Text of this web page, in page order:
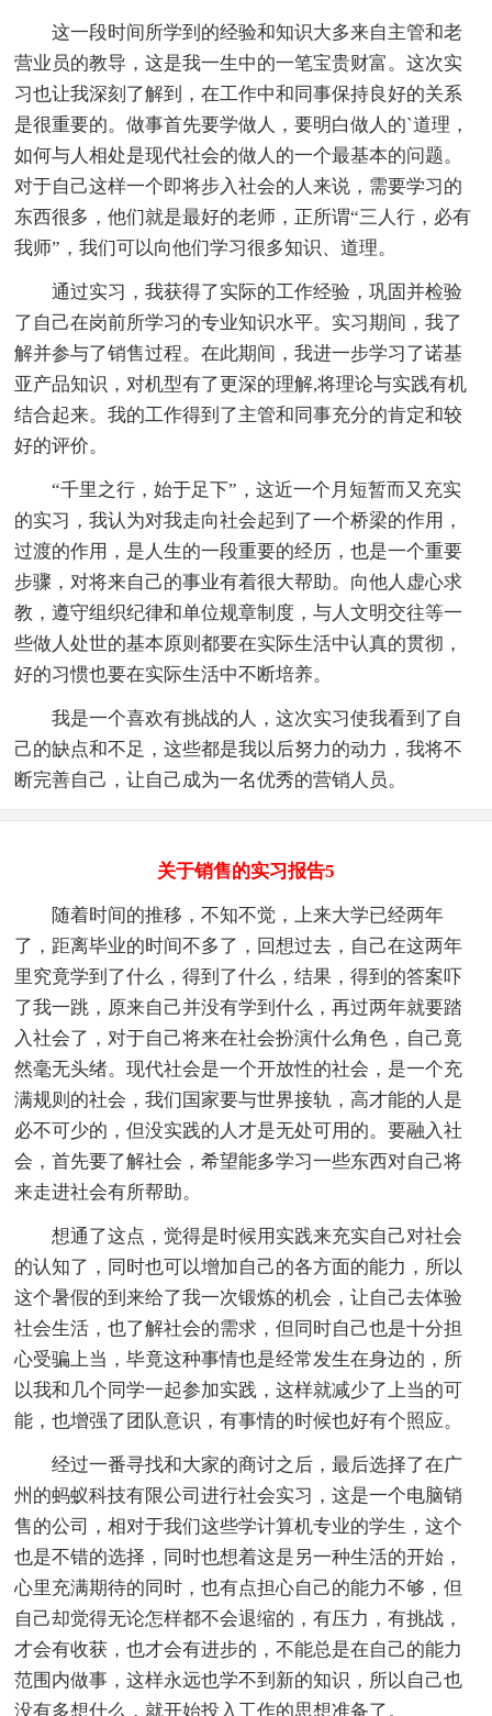
这一段时间所学到的经验和知识大多来自主管和老
营业员的教导，这是我一生中的一笔宝贵财富。这次实
习也让我深刻了解到，在工作中和同事保持良好的关系
是很重要的。做事首先要学做人，要明白做人的`道理，
如何与人相处是现代社会的做人的一个最基本的问题。
对于自己这样一个即将步入社会的人来说，需要学习的
东西很多，他们就是最好的老师，正所谓“三人行，必有
我师”，我们可以向他们学习很多知识、道理。
通过实习，我获得了实际的工作经验，巩固并检验
了自己在岗前所学习的专业知识水平。实习期间，我了
解并参与了销售过程。在此期间，我进一步学习了诺基
亚产品知识，对机型有了更深的理解,将理论与实践有机
结合起来。我的工作得到了主管和同事充分的肯定和较
好的评价。
“千里之行，始于足下”，这近一个月短暂而又充实
的实习，我认为对我走向社会起到了一个桥梁的作用，
过渡的作用，是人生的一段重要的经历，也是一个重要
步骤，对将来自己的事业有着很大帮助。向他人虚心求
教，遵守组织纪律和单位规章制度，与人文明交往等一
些做人处世的基本原则都要在实际生活中认真的贯彻，
好的习惯也要在实际生活中不断培养。
我是一个喜欢有挑战的人，这次实习使我看到了自
己的缺点和不足，这些都是我以后努力的动力，我将不
断完善自己，让自己成为一名优秀的营销人员。
关于销售的实习报告5
随着时间的推移，不知不觉，上来大学已经两年
了，距离毕业的时间不多了，回想过去，自己在这两年
里究竟学到了什么，得到了什么，结果，得到的答案吓
了我一跳，原来自己并没有学到什么，再过两年就要踏
入社会了，对于自己将来在社会扮演什么角色，自己竟
然毫无头绪。现代社会是一个开放性的社会，是一个充
满规则的社会，我们国家要与世界接轨，高才能的人是
必不可少的，但没实践的人才是无处可用的。要融入社
会，首先要了解社会，希望能多学习一些东西对自己将
来走进社会有所帮助。
想通了这点，觉得是时候用实践来充实自己对社会
的认知了，同时也可以增加自己的各方面的能力，所以
这个暑假的到来给了我一次锻炼的机会，让自己去体验
社会生活，也了解社会的需求，但同时自己也是十分担
心受骗上当，毕竟这种事情也是经常发生在身边的，所
以我和几个同学一起参加实践，这样就减少了上当的可
能，也增强了团队意识，有事情的时候也好有个照应。
经过一番寻找和大家的商讨之后，最后选择了在广
州的蚂蚁科技有限公司进行社会实习，这是一个电脑销
售的公司，相对于我们这些学计算机专业的学生，这个
也是不错的选择，同时也想着这是另一种生活的开始，
心里充满期待的同时，也有点担心自己的能力不够，但
自己却觉得无论怎样都不会退缩的，有压力，有挑战，
才会有收获，也才会有进步的，不能总是在自己的能力
范围内做事，这样永远也学不到新的知识，所以自己也
没有多想什么，就开始投入工作的思想准备了。